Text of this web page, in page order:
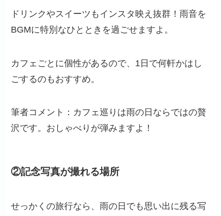
ドリンクやスイーツもインスタ映え抜群！雨音を
BGMに特別なひとときを過ごせますよ。
カフェごとに個性があるので、1日で何軒かはし
ごするのもおすすめ。
筆者コメント：カフェ巡りは雨の日ならではの贅
沢です。おしゃべりが弾みますよ！
②記念写真が撮れる場所
せっかくの旅行なら、雨の日でも思い出に残る写